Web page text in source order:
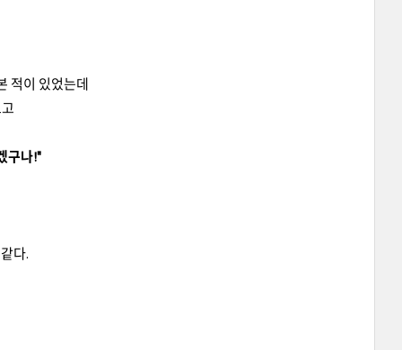
적이 있었는데
구나!"
다.